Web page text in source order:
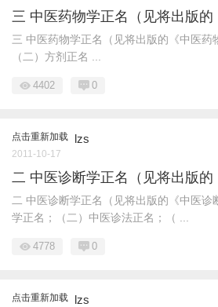
三 中医药物学正名（见将出版的
三 中医药物学正名（见将出版的《中医药
（二）方剂正名 ...
4402 0
点击重新加载 lzs
2011-10-17
二 中医诊断学正名（见将出版的
二 中医诊断学正名（见将出版的《中医诊
学正名；（二）中医诊法正名；（ ...
4778 0
点击重新加载 lzs